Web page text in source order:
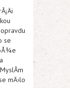
se
mÄ›lo